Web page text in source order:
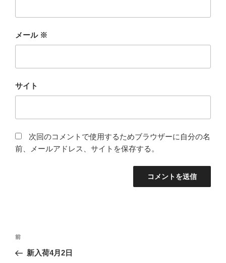
メール ※
サイト
次回のコメントで使用するためブラウザーに自分の名
前、メールアドレス、サイトを保存する。
投
ナ
前
の
前
新入荷4月2日